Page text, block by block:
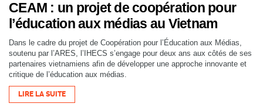
CEAM : un projet de coopération pour
l’éducation aux médias au Vietnam
Dans le cadre du projet de Coopération pour l’Éducation aux Médias,
soutenu par l’ARES, l’IHECS s’engage pour deux ans aux côtés de ses
partenaires vietnamiens afin de développer une approche innovante et
critique de l’éducation aux médias.
LIRE LA SUITE